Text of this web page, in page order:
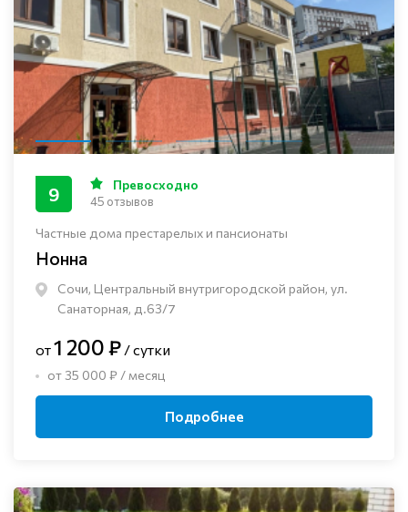
Частные дома престарелых и пансионаты
Нонна
Сочи, Центральный внутригородской район, ул.
Санаторная, д.63/7
9 Превосходно
45 отзывов
от1 200 ₽ / сутки
от 35 000 ₽ / месяц
Подробнее